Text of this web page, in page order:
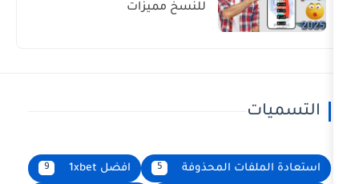
للنسخ مميزات
المحذوفة 5 افضل 1xbet